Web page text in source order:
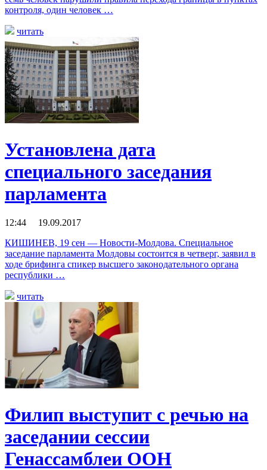
контроля, один человек …
читать
Установлена дата
специального заседания
парламента
12:44 19.09.2017
КИШИНЕВ, 19 сен — Новости-Молдова. Специальное
заседание парламента Молдовы состоится в четверг, заявил в
ходе брифинга спикер высшего законодательного органа
республики …
читать
Филип выступит с речью на
заседании сессии
Генассамблеи ООН